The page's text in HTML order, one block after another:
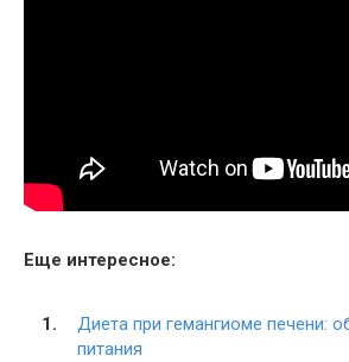
Еще интересное:
Диета при гемангиоме печени:
питания